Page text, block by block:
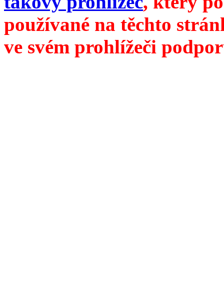
používané na těchto
ve svém prohlížeči